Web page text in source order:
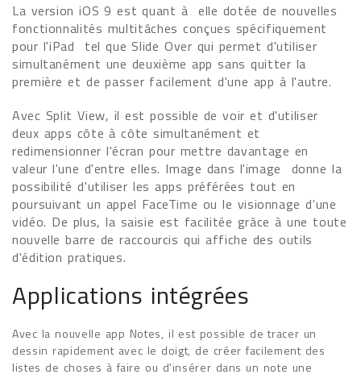
La version iOS 9 est quant à elle dotée de nouvelles
fonctionnalités multitâches conçues spécifiquement
pour l'iPad tel que Slide Over qui permet d'utiliser
simultanément une deuxième app sans quitter la
première et de passer facilement d'une app à l'autre.
Avec Split View, il est possible de voir et d'utiliser
deux apps côte à côte simultanément et
redimensionner l'écran pour mettre davantage en
valeur l'une d'entre elles. Image dans l'image donne la
possibilité d'utiliser les apps préférées tout en
poursuivant un appel FaceTime ou le visionnage d'une
vidéo. De plus, la saisie est facilitée grâce à une toute
nouvelle barre de raccourcis qui affiche des outils
d'édition pratiques.
Applications intégrées
Avec la nouvelle app Notes, il est possible de tracer un
dessin rapidement avec le doigt, de créer facilement des
listes de choses à faire ou d'insérer dans un note une